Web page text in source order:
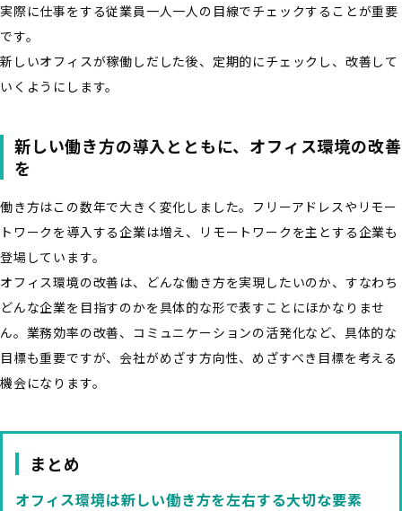
実際に仕事をする従業員一人一人の目線でチェックすることが重要
です。
新しいオフィスが稼働しだした後、定期的にチェックし、改善して
いくようにします。
新しい働き方の導入とともに、オフィス環境の改善
を
働き方はこの数年で大きく変化しました。フリーアドレスやリモー
トワークを導入する企業は増え、リモートワークを主とする企業も
登場しています。
オフィス環境の改善は、どんな働き方を実現したいのか、すなわち
どんな企業を目指すのかを具体的な形で表すことにほかなりませ
ん。業務効率の改善、コミュニケーションの活発化など、具体的な
目標も重要ですが、会社がめざす方向性、めざすべき目標を考える
機会になります。
まとめ
オフィス環境は新しい働き方を左右する大切な要素